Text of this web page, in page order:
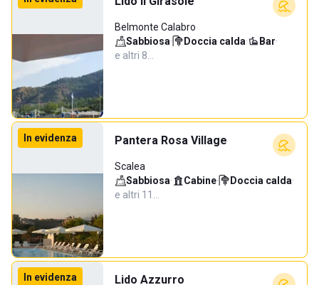
Belmonte Calabro
Sabbiosa· Doccia calda· Bar·
e altri 8…
In evidenza Pantera Rosa Village
Scalea
Sabbiosa· Cabine· Doccia calda·
e altri 11…
In evidenza Lido Azzurro